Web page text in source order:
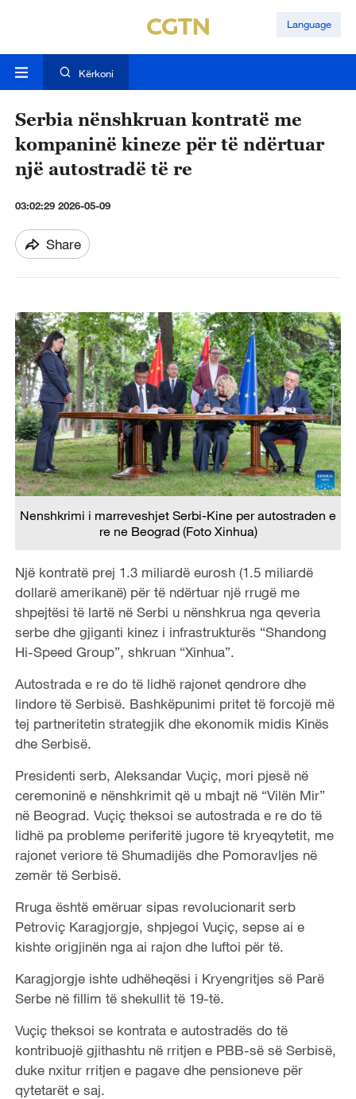
Language
Kërkoni
Serbia nënshkruan kontratë me
kompaninë kineze për të ndërtuar
një autostradë të re
03:02:29 2026-05-09
Share
Nenshkrimi i marreveshjet Serbi-Kine per autostraden e
re ne Beograd (Foto Xinhua)
Një kontratë prej 1.3 miliardë eurosh (1.5 miliardë
dollarë amerikanë) për të ndërtuar një rrugë me
shpejtësi të lartë në Serbi u nënshkrua nga qeveria
serbe dhe gjiganti kinez i infrastrukturës “Shandong
Hi-Speed ​​Group”, shkruan “Xinhua”.
Autostrada e re do të lidhë rajonet qendrore dhe
lindore të Serbisë. Bashkëpunimi pritet të forcojë më
tej partneritetin strategjik dhe ekonomik midis Kinës
dhe Serbisë.
Presidenti serb, Aleksandar Vuçiç, mori pjesë në
ceremoninë e nënshkrimit që u mbajt në “Vilën Mir”
në Beograd. Vuçiç theksoi se autostrada e re do të
lidhë pa probleme periferitë jugore të kryeqytetit, me
rajonet veriore të Shumadijës dhe Pomoravljes në
zemër të Serbisë.
Rruga është emëruar sipas revolucionarit serb
Petroviç Karagjorgje, shpjegoi Vuçiç, sepse ai e
kishte origjinën nga ai rajon dhe luftoi për të.
Karagjorgje ishte udhëheqësi i Kryengritjes së Parë
Serbe në fillim të shekullit të 19-të.
Vuçiç theksoi se kontrata e autostradës do të
kontribuojë gjithashtu në rritjen e PBB-së së Serbisë,
duke nxitur rritjen e pagave dhe pensioneve për
qytetarët e saj.